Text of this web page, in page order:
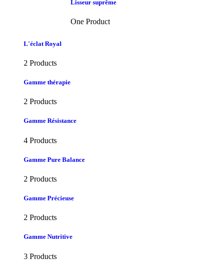
Lisseur suprême
One Product
L'éclat Royal
2 Products
Gamme thérapie
2 Products
Gamme Résistance
4 Products
Gamme Pure Balance
2 Products
Gamme Précieuse
2 Products
Gamme Nutritive
3 Products